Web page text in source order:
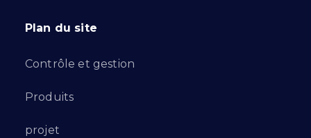
Plan du site
Contrôle et gestion
Produits
projet